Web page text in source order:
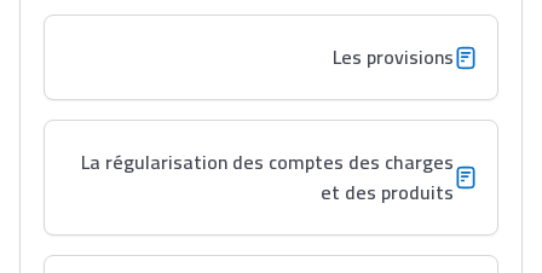
Les provisions
La régularisation des comptes des charges
et des produits